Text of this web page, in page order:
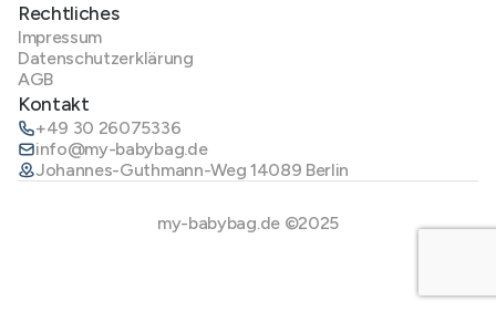
Rechtliches
Impressum
Datenschutzerklärung
AGB
Kontakt
+49 30 26075336
info@my-babybag.de
Johannes-Guthmann-Weg 14089 Berlin
my-babybag.de ©2025